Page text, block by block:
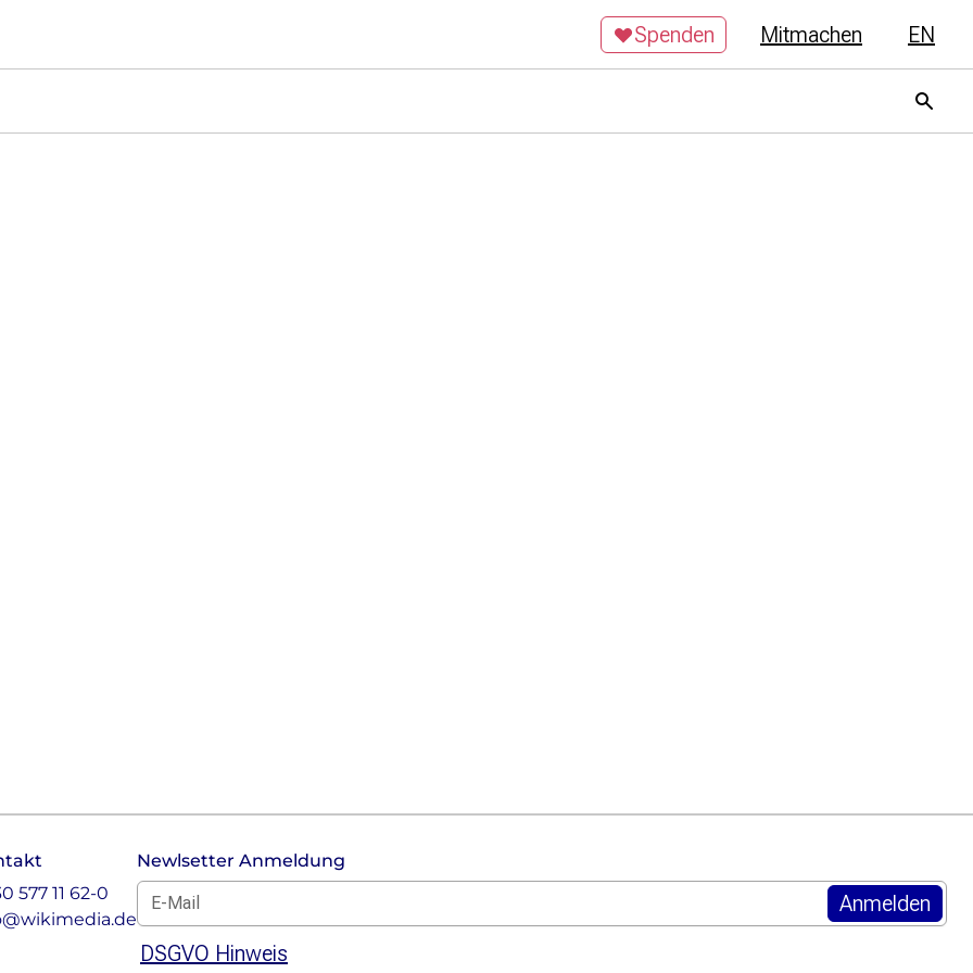
Spenden Mitmachen EN
577 11 62-0
Newlsetter Anmeldung
E-Mail für Newsletter *
DSGVO Hinweis